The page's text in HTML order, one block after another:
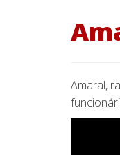
Amaral,